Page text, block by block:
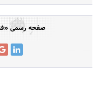
صفحه رسمی